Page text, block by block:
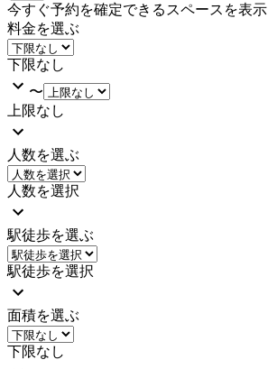
今すぐ予約を確定できるスペースを表示
料金を選ぶ
下限なし
〜
上限なし
人数を選ぶ
人数を選択
駅徒歩を選ぶ
駅徒歩を選択
面積を選ぶ
下限なし